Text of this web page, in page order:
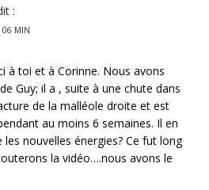
:
06 MIN
à toi et à Corinne. Nous avons
Guy; il a , suite à une chute dans
de la malléole droite et est
au moins 6 semaines. Il en
nouvelles énergies? Ce fut long
la vidéo….nous avons le